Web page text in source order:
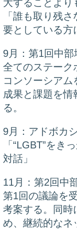
大することより
「誰も取り残
要としている方
9月：第1回中
全てのステーク
コンソーシア
成果と課題を
る。
9月：アドボカ
「“LGBT”をき
対話」
11月：第2回中
第1回の議論を
考案する。同時
め、継続的なネ